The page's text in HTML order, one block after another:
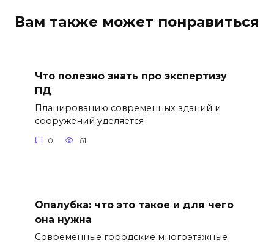
Вам также может понравиться
Что полезно знать про экспертизу
ПД
Планированию современных зданий и
сооружений уделяется
0 61
Опалубка: что это такое и для чего
она нужна
Современные городские многоэтажные